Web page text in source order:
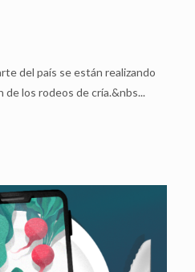
del país se están realizando
los rodeos de cría.&nbs...